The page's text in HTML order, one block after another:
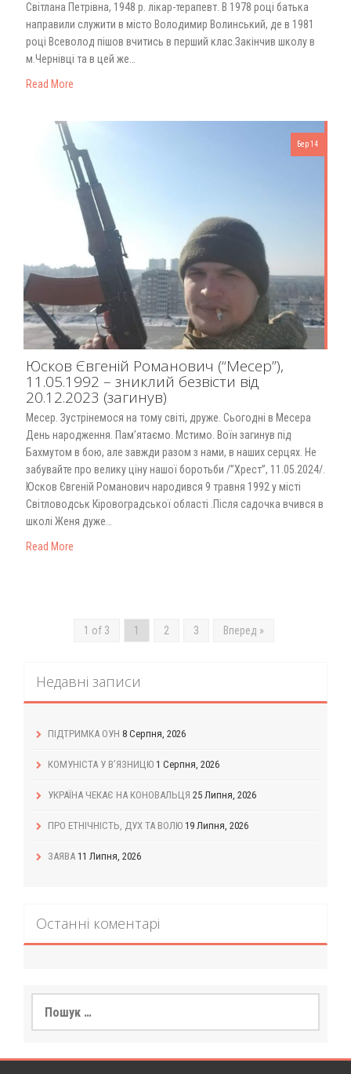
Світлана Петрівна, 1948 р. лікар-терапевт. В 1978 році батька
направили служити в місто Володимир Волинський, де в 1981
році Всеволод пішов вчитись в перший клас.Закінчив школу в
м.Чернівці та в цей же…
Read More
Бер 14
Юсков Євгеній Романович (“Месер”),
11.05.1992 – зниклий безвісти від
20.12.2023 (загинув)
Месер. Зустрінемося на тому світі, друже. Сьогодні в Месера
День народження. Пам’ятаємо. Мстимо. Воїн загинув під
Бахмутом в бою, але завжди разом з нами, в наших серцях. Не
забувайте про велику ціну нашої боротьби /”Хрест”, 11.05.2024/.
Юсков Євгеній Романович народився 9 травня 1992 у місті
Світловодськ Кіровоградської області .Після садочка вчився в
школі Женя дуже…
Read More
1 of 3 1 2 3 Вперед »
Недавні записи
ПІДТРИМКА ОУН 8 Серпня, 2026
КОМУНІСТА У В’ЯЗНИЦЮ 1 Серпня, 2026
УКРАЇНА ЧЕКАЄ НА КОНОВАЛЬЦЯ 25 Липня, 2026
ПРО ЕТНІЧНІСТЬ, ДУХ ТА ВОЛЮ 19 Липня, 2026
ЗАЯВА 11 Липня, 2026
Останні коментарі